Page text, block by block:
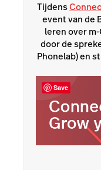
Tijdens
event van de
leren over
door de
Phonelab) en
Save